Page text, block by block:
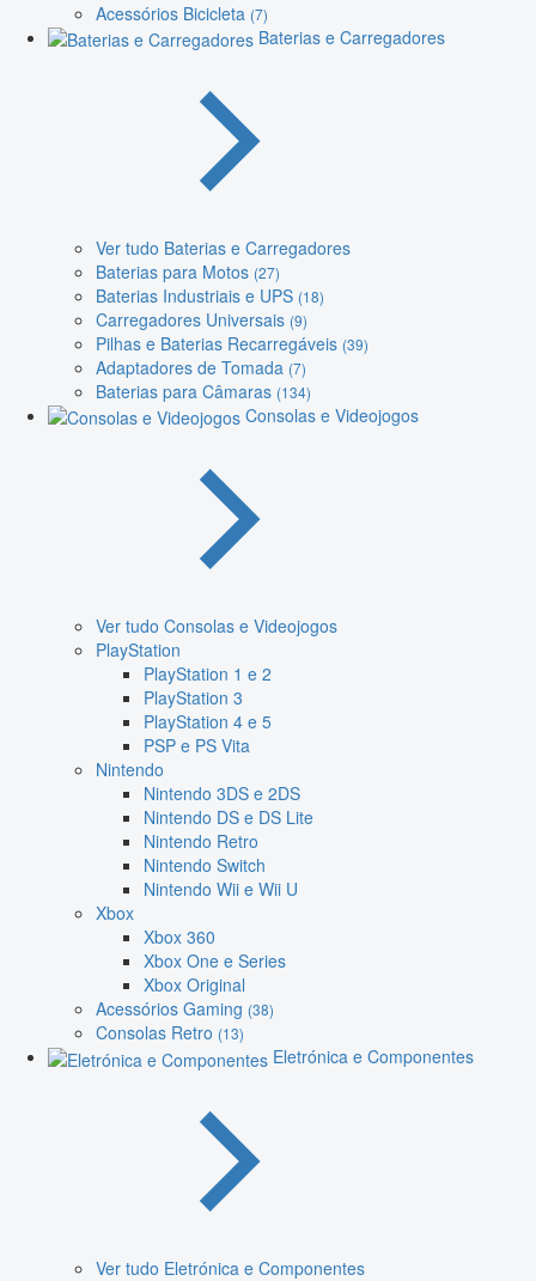
Acessórios Bicicleta (7)
Baterias e Carregadores
Ver tudo Baterias e Carregadores
Baterias para Motos (27)
Baterias Industriais e UPS (18)
Carregadores Universais (9)
Pilhas e Baterias Recarregáveis (39)
Adaptadores de Tomada (7)
Baterias para Câmaras (134)
Consolas e Videojogos
Ver tudo Consolas e Videojogos
PlayStation
PlayStation 1 e 2
PlayStation 3
PlayStation 4 e 5
PSP e PS Vita
Nintendo
Nintendo 3DS e 2DS
Nintendo DS e DS Lite
Nintendo Retro
Nintendo Switch
Nintendo Wii e Wii U
Xbox
Xbox 360
Xbox One e Series
Xbox Original
Acessórios Gaming (38)
Consolas Retro (13)
Eletrónica e Componentes
Ver tudo Eletrónica e Componentes